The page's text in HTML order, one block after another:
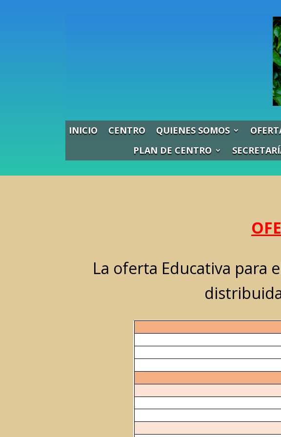
INICIO CENTRO QUIENES SOMOS
PLAN DE CENTRO
La oferta Educativa para